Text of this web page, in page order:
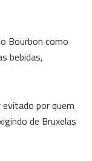
Bourbon como
bebidas,
evitado por quem
de Bruxelas